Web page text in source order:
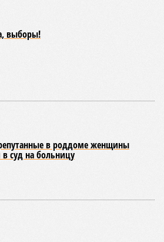
выборы!
в роддоме женщины
суд на больницу